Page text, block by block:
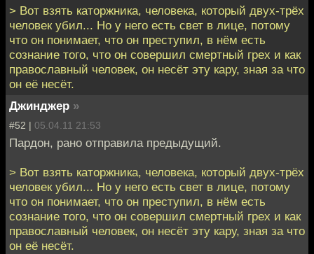
> Вот взять каторжника, человека, который двух-трёх
человек убил... Но у него есть свет в лице, потому
что он понимает, что он преступил, в нём есть
сознание того, что он совершил смертный грех и как
православный человек, он несёт эту кару, зная за что
он её несёт.
Джинджер »
#52 | 05.04.11 21:53
Пардон, рано отправила предыдущий.
> Вот взять каторжника, человека, который двух-трёх
человек убил... Но у него есть свет в лице, потому
что он понимает, что он преступил, в нём есть
сознание того, что он совершил смертный грех и как
православный человек, он несёт эту кару, зная за что
он её несёт.